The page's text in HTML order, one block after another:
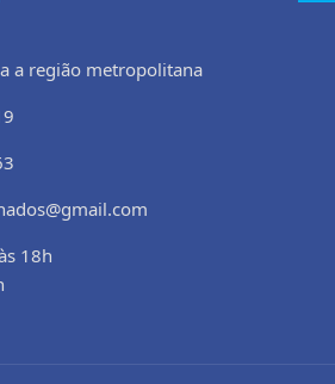
a região metropolitana
18h